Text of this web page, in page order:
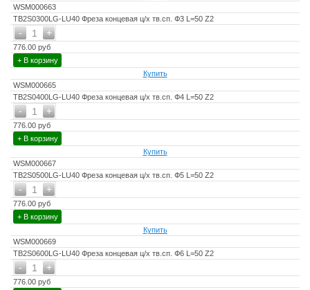
WSM000663
TB2S0300LG-LU40 Фреза концевая ц/х тв.сп. Ф3 L=50 Z2
+
- 1
776.00 руб
+ В корзину
Купить
WSM000665
TB2S0400LG-LU40 Фреза концевая ц/х тв.сп. Ф4 L=50 Z2
+
- 1
776.00 руб
+ В корзину
Купить
WSM000667
TB2S0500LG-LU40 Фреза концевая ц/х тв.сп. Ф5 L=50 Z2
+
- 1
776.00 руб
+ В корзину
Купить
WSM000669
TB2S0600LG-LU40 Фреза концевая ц/х тв.сп. Ф6 L=50 Z2
+
- 1
776.00 руб